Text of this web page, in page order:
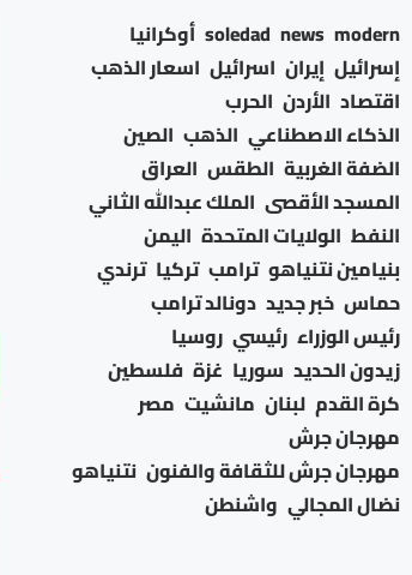
modern
news
soledad أوكرانيا
إسرائيل إيران اسرائيل اسعار الذهب
اقتصاد الأردن الحرب
الذكاء الاصطناعي الذهب الصين
الضفة الغربية الطقس العراق
المسجد الأقصى الملك عبدالله الثاني
النفط الولايات المتحدة اليمن
بنيامين نتنياهو ترامب تركيا ترندي
حماس خبر جديد دونالد ترامب
رئيس الوزراء رئيسي روسيا
زيدون الحديد سوريا غزة فلسطين
كرة القدم لبنان مانشيت مصر
مهرجان جرش
مهرجان جرش للثقافة والفنون نتنياهو
نضال المجالي واشنطن